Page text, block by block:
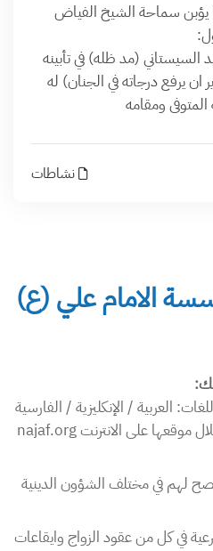
يؤبن سماحة الشيخ الفياض
السيستاني (مد ظله) في تأبينه
ان يرفع درجاته في الجنان) له
ومقامه
نشاطات
الامام علي (ع)
العربية / الإنكليزية / الفارسية
/ الاردو / الفرنسية وذلك من خلال موقعها على الانترنت najaf.org
لهم في مختلف الشؤون الدينية
في كل من عقود الزواج وايقاعات